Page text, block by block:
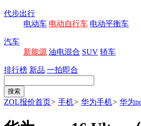
代步出行
电动车 电动自行车 电动平衡车
汽车
新能源 油电混合 SUV 轿车
排行榜 新品 一拍即合
ZOL报价首页> 手机> 华为手机> 华为